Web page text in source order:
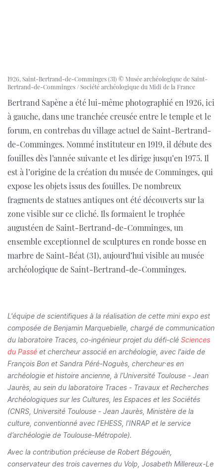
1926, Saint-Bertrand-de-Comminges (31) © Musée archéologique de Saint-
Bertrand-de-Comminges / Société archéologique du Midi de la France
Bertrand Sapène a été lui-même photographié en 1926, ici
à gauche, dans une tranchée creusée entre le temple et le
forum, en contrebas du village actuel de Saint-Bertrand-
de-Comminges. Nommé instituteur en 1919, il débute des
fouilles dès l’année suivante et les dirige jusqu’en 1975. Il
est à l’origine de la création du musée de Comminges, qui
expose les objets issus des fouilles. De nombreux
fragments de statues antiques ont été découverts sur la
zone visible sur ce cliché. Ils formaient le trophée
augustéen de Saint-Bertrand-de-Comminges, un
ensemble exceptionnel de sculptures en ronde bosse en
marbre de Saint-Béat (31), aujourd’hui visible au musée
archéologique de Saint-Bertrand-de-Comminges.
L'équipe de scientifiques à la réalisation de cette mini expo est
composée de Benjamin Marquebielle, chargé de communication
du laboratoire Traces, co-ingénieur projet du défi-clé Sciences
du Passé et chercheur associé en archéologie, avec l'aide de
François Bon et Sandra Péré-Noguès, chercheur·es en
archéologie et histoire ancienne, à l’Université Toulouse - Jean
Jaurès, au sein du laboratoire Traces - Travaux et Recherches
Archéologiques sur les Cultures, les Espaces et les Sociétés
(CNRS, Université Toulouse - Jean Jaurès, Ministère de la
culture, conventionné avec l’EHESS, l’INRAP et le service
d’archéologie de Toulouse-Métropole).
Avec la contribution précieuse de Robert Bégouën,
conservateur des trois cavernes du Volp, Josabeth Millereux-Le